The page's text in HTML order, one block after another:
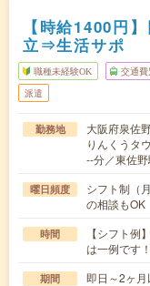
【時給1400円
立⇒生活サポ
職種未経験OK 交通費
派遣
勤務地
大阪府泉佐
りんくうタ
--分／東佐
曜日頻度
シフト制（
の相談もOK
時間
【シフト
は一例です
期間 即日～2ヶ月